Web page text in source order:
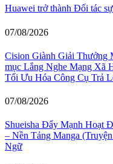
Huawei trở thành Đối tác
07/08/2026
Cision Giành Giải Thưởng
mục Lắng Nghe Mạng Xã
Tối Ưu Hóa Công Cụ Trả
07/08/2026
Shueisha Đẩy Mạnh Hoạt
– Nền Tảng Manga
Ngữ